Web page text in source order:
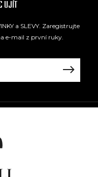
UJÍT
a SLEVY. Zaregistrujte
e-mail z první ruky.